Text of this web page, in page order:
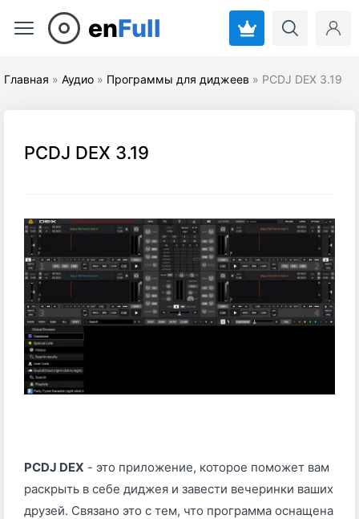
enFull
Главная » Аудио » Программы для диджеев » PCDJ DEX 3.19
PCDJ DEX 3.19
PCDJ DEX - это приложение, которое поможет вам
раскрыть в себе диджея и завести вечеринки ваших
друзей. Cвязано это с тем, что программа оснащена